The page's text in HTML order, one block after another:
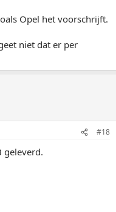
Opel het voorschrijft.
niet dat er per
#18
geleverd.